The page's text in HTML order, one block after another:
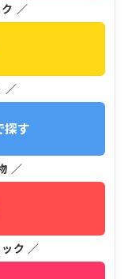
／
／
探す
／
ク ／